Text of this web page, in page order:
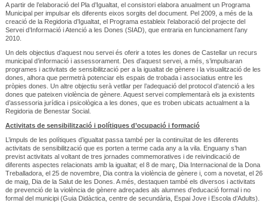
A partir de l’elaboració del Pla d’Igualtat, el consistori elabora anualment un Programa
Municipal per impulsar els diferents eixos sorgits del document. Pel 2009, a més de la
creació de la Regidoria d’Igualtat, el Programa estableix l’elaboració del projecte del
Servei d’Informació i Atenció a les Dones (SIAD), que entraria en funcionament l’any
2010.
Un dels objectius d’aquest nou servei és oferir a totes les dones de Castellar un recurs
municipal d’informació i assessorament. Des d’aquest servei, a més, s’impulsaran
programes i activitats de sensibilització per a la igualtat de gènere i la visualització de les
dones, alhora que permetrà potenciar els espais de trobada i associatius entre les
pròpies dones. Un altre objectiu serà vetllar per l’adequació del protocol d’atenció a les
dones que pateixen violència de gènere. Aquest servei complementarà els ja existents
d’assessoria jurídica i psicològica a les dones, que es troben ubicats actualment a la
Regidoria de Benestar Social.
Activitats de sensibilització i polítiques d’ocupació i formació
L’impuls de les polítiques d’igualtat passa també per la continuïtat de les diferents
activitats de sensibilització que es porten a terme cada any a la vila. Enguany s’han
previst activitats al voltant de tres jornades commemoratives i de reivindicació de
diferents aspectes relacionats amb la igualtat; el 8 de març, Dia Internacional de la Dona
Treballadora, el 25 de novembre, Dia contra la violència de gènere i, com a novetat, el 26
de maig, Dia de la Salut de les Dones. A més, destaquen també els diversos i activitats
de prevenció de la violència de gènere adreçades als alumnes d’educació formal i no
formal del municipi (Guia Didàctica, centre de secundària, Espai Jove i Escola d’Adults).